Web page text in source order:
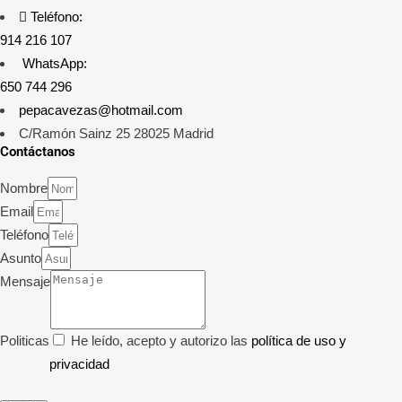
Teléfono:
914 216 107
WhatsApp:
650 744 296
pepacavezas@hotmail.com
C/Ramón Sainz 25 28025 Madrid
Contáctanos
Nombre
Email
Teléfono
Asunto
Mensaje
Politicas He leído, acepto y autorizo las política de uso y
privacidad